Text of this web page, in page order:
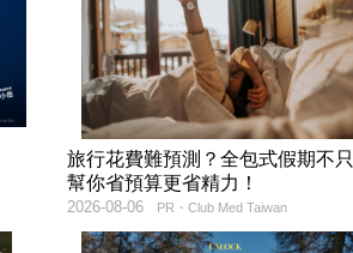
旅行花費難預測？全包式假期不只
幫你省預算更省精力！
PR・Club Med Taiwan
2026-08-06